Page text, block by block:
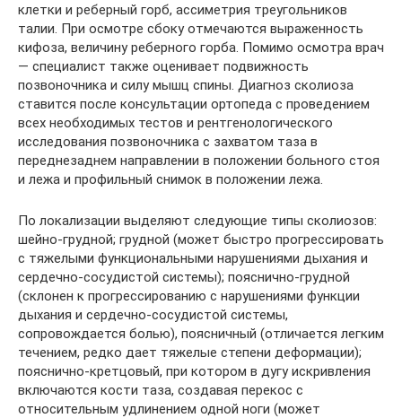
клетки и реберный горб, ассиметрия треугольников
талии. При осмотре сбоку отмечаются выраженность
кифоза, величину реберного горба. Помимо осмотра врач
— специалист также оценивает подвижность
позвоночника и силу мышц спины. Диагноз сколиоза
ставится после консультации ортопеда с проведением
всех необходимых тестов и рентгенологического
исследования позвоночника с захватом таза в
переднезаднем направлении в положении больного стоя
и лежа и профильный снимок в положении лежа.
По локализации выделяют следующие типы сколиозов:
шейно-грудной; грудной (может быстро прогрессировать
с тяжелыми функциональными нарушениями дыхания и
сердечно-сосудистой системы); пояснично-грудной
(склонен к прогрессированию с нарушениями функции
дыхания и сердечно-сосудистой системы,
сопровождается болью), поясничный (отличается легким
течением, редко дает тяжелые степени деформации);
пояснично-кретцовый, при котором в дугу искривления
включаются кости таза, создавая перекос с
относительным удлинением одной ноги (может